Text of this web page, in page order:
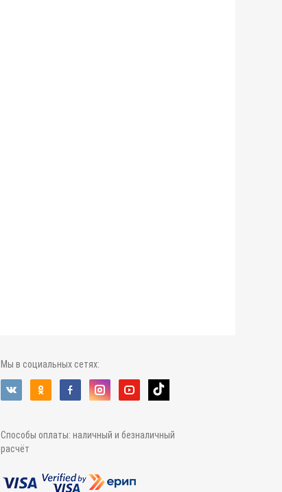
Мы в социальных сетях:
Способы оплаты: наличный и безналичный
расчёт